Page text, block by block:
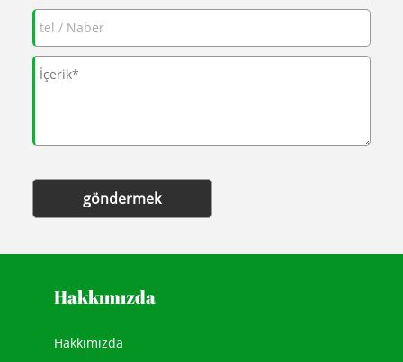
göndermek
Hakkımızda
Hakkımızda